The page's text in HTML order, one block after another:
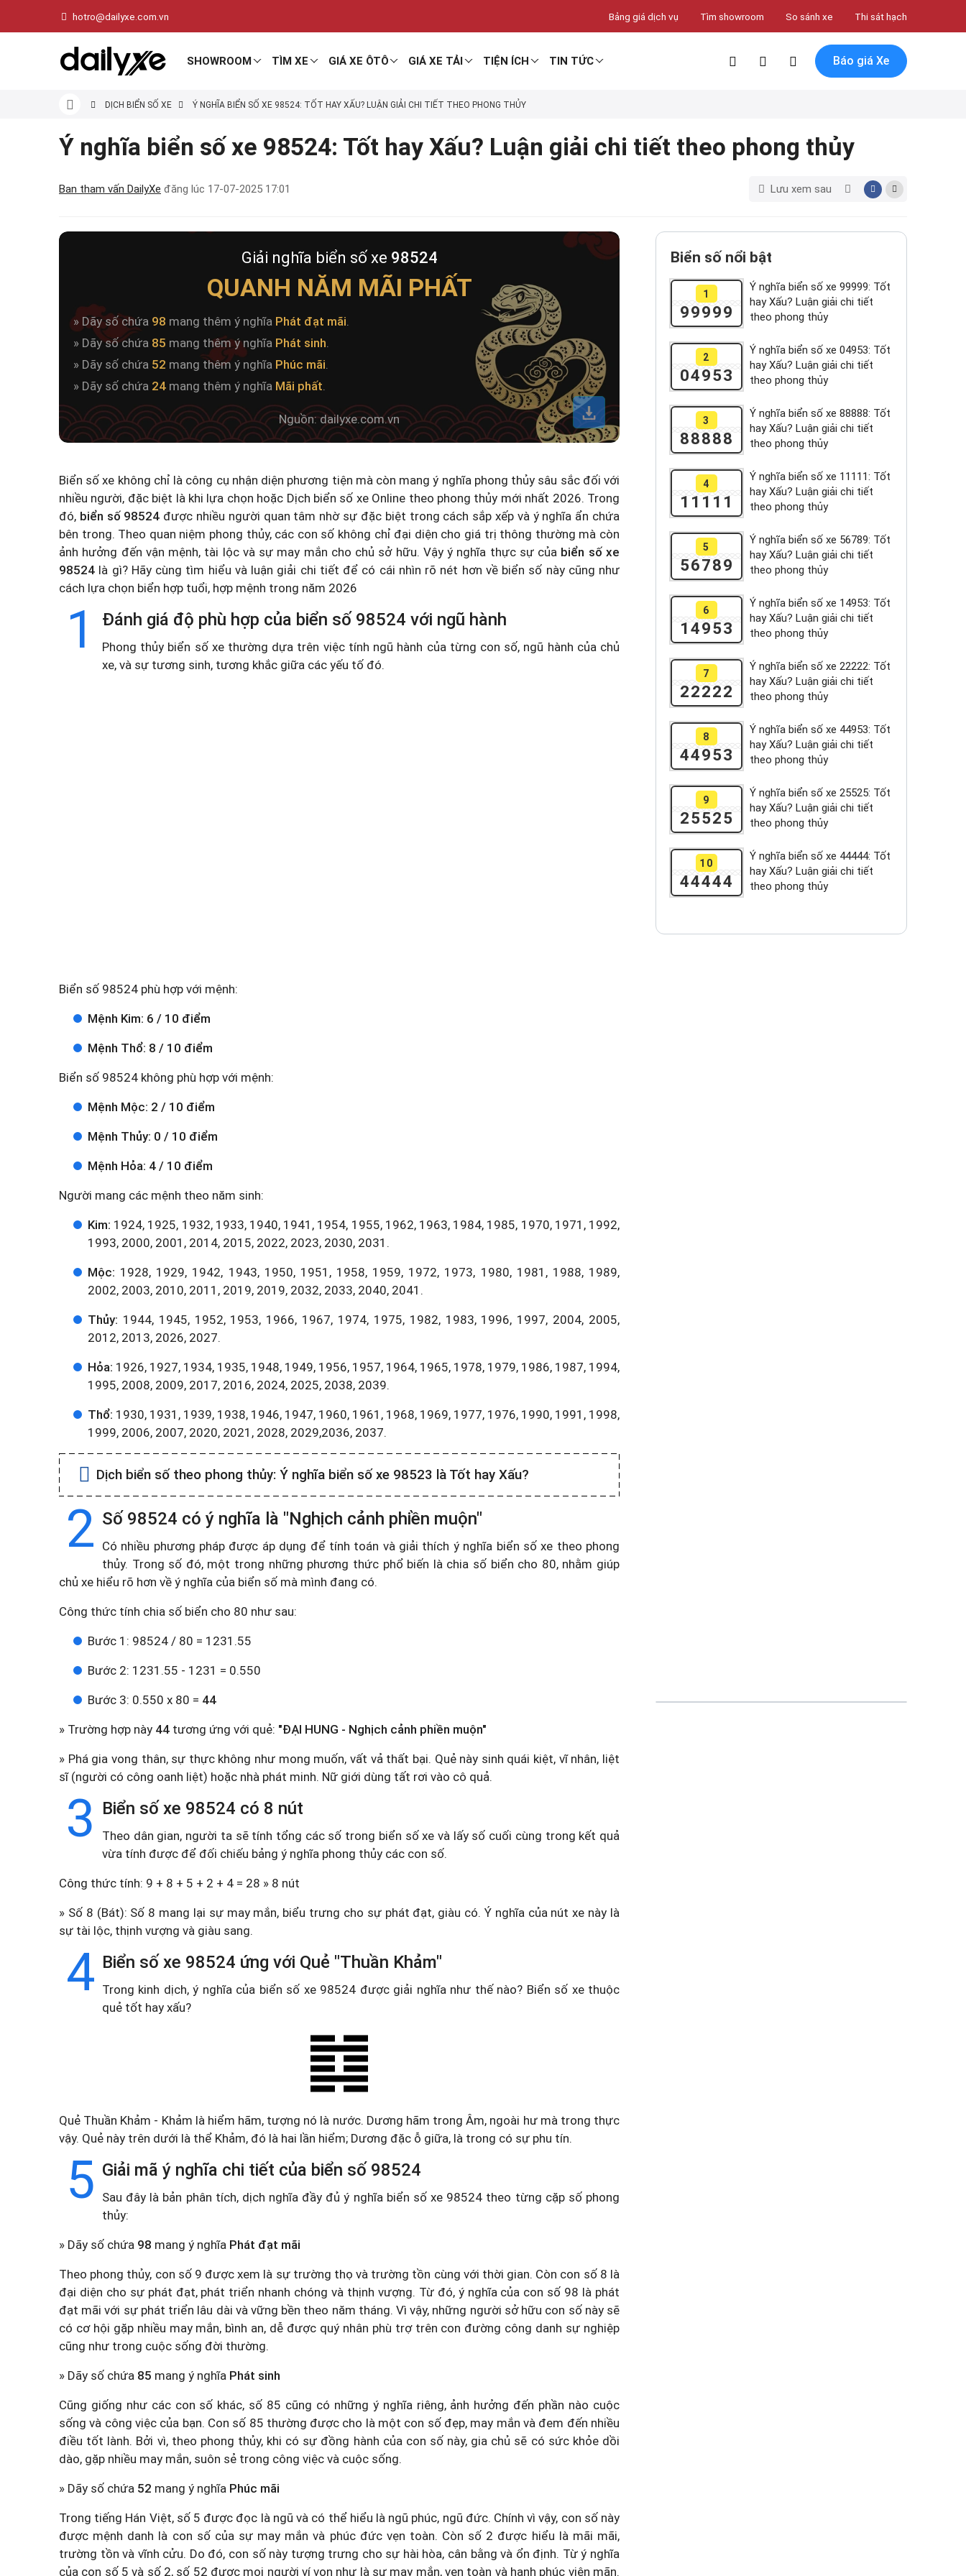
hotro@dailyxe.com.vn Bảng giá dịch vụ Tìm showroom So sánh xe Thi sát hạch
SHOWROOM TÌM XE GIÁ XE ÔTÔ GIÁ XE TẢI TIỆN ÍCH TIN TỨC Báo giá Xe
DỊCH BIỂN SỐ XE Ý NGHĨA BIỂN SỐ XE 98524: TỐT HAY XẤU? LUẬN GIẢI CHI TIẾT THEO PHONG THỦY
Ý nghĩa biển số xe 98524: Tốt hay Xấu? Luận giải chi tiết theo phong thủy
Ban tham vấn DailyXe đăng lúc 17-07-2025 17:01 Lưu xem sau
Giải nghĩa biển số xe 98524
QUANH NĂM MÃI PHẤT
» Dãy số chứa 98 mang thêm ý nghĩa Phát đạt mãi.
» Dãy số chứa 85 mang thêm ý nghĩa Phát sinh.
» Dãy số chứa 52 mang thêm ý nghĩa Phúc mãi.
» Dãy số chứa 24 mang thêm ý nghĩa Mãi phất.
Nguồn: dailyxe.com.vn
Biển số xe không chỉ là công cụ nhận diện phương tiện mà còn mang ý nghĩa phong thủy sâu sắc đối với
nhiều người, đặc biệt là khi lựa chọn hoặc Dịch biển số xe Online theo phong thủy mới nhất 2026. Trong
đó, biển số 98524 được nhiều người quan tâm nhờ sự đặc biệt trong cách sắp xếp và ý nghĩa ẩn chứa
bên trong. Theo quan niệm phong thủy, các con số không chỉ đại diện cho giá trị thông thường mà còn
ảnh hưởng đến vận mệnh, tài lộc và sự may mắn cho chủ sở hữu. Vậy ý nghĩa thực sự của biển số xe
98524 là gì? Hãy cùng tìm hiểu và luận giải chi tiết để có cái nhìn rõ nét hơn về biển số này cũng như
cách lựa chọn biển hợp tuổi, hợp mệnh trong năm 2026
1 Đánh giá độ phù hợp của biển số 98524 với ngũ hành
Phong thủy biển số xe thường dựa trên việc tính ngũ hành của từng con số, ngũ hành của chủ
xe, và sự tương sinh, tương khắc giữa các yếu tố đó.
Biển số 98524 phù hợp với mệnh:
Mệnh Kim: 6 / 10 điểm
Mệnh Thổ: 8 / 10 điểm
Biển số 98524 không phù hợp với mệnh:
Mệnh Mộc: 2 / 10 điểm
Mệnh Thủy: 0 / 10 điểm
Mệnh Hỏa: 4 / 10 điểm
Người mang các mệnh theo năm sinh:
Kim: 1924, 1925, 1932, 1933, 1940, 1941, 1954, 1955, 1962, 1963, 1984, 1985, 1970, 1971, 1992,
1993, 2000, 2001, 2014, 2015, 2022, 2023, 2030, 2031.
Mộc: 1928, 1929, 1942, 1943, 1950, 1951, 1958, 1959, 1972, 1973, 1980, 1981, 1988, 1989,
2002, 2003, 2010, 2011, 2019, 2019, 2032, 2033, 2040, 2041.
Thủy: 1944, 1945, 1952, 1953, 1966, 1967, 1974, 1975, 1982, 1983, 1996, 1997, 2004, 2005,
2012, 2013, 2026, 2027.
Hỏa: 1926, 1927, 1934, 1935, 1948, 1949, 1956, 1957, 1964, 1965, 1978, 1979, 1986, 1987, 1994,
1995, 2008, 2009, 2017, 2016, 2024, 2025, 2038, 2039.
Thổ: 1930, 1931, 1939, 1938, 1946, 1947, 1960, 1961, 1968, 1969, 1977, 1976, 1990, 1991, 1998,
1999, 2006, 2007, 2020, 2021, 2028, 2029,2036, 2037.
Dịch biển số theo phong thủy: Ý nghĩa biển số xe 98523 là Tốt hay Xấu?
2 Số 98524 có ý nghĩa là "Nghịch cảnh phiền muộn"
Có nhiều phương pháp được áp dụng để tính toán và giải thích ý nghĩa biển số xe theo phong
thủy. Trong số đó, một trong những phương thức phổ biến là chia số biển cho 80, nhằm giúp
chủ xe hiểu rõ hơn về ý nghĩa của biển số mà mình đang có.
Công thức tính chia số biển cho 80 như sau:
Bước 1: 98524 / 80 = 1231.55
Bước 2: 1231.55 - 1231 = 0.550
Bước 3: 0.550 x 80 = 44
» Trường hợp này 44 tương ứng với quẻ: "ĐẠI HUNG - Nghịch cảnh phiền muộn"
» Phá gia vong thân, sự thực không như mong muốn, vất vả thất bại. Quẻ này sinh quái kiệt, vĩ nhân, liệt
sĩ (người có công oanh liệt) hoặc nhà phát minh. Nữ giới dùng tất rơi vào cô quả.
3 Biển số xe 98524 có 8 nút
Theo dân gian, người ta sẽ tính tổng các số trong biển số xe và lấy số cuối cùng trong kết quả
vừa tính được để đối chiếu bảng ý nghĩa phong thủy các con số.
Công thức tính: 9 + 8 + 5 + 2 + 4 = 28 » 8 nút
» Số 8 (Bát): Số 8 mang lại sự may mắn, biểu trưng cho sự phát đạt, giàu có. Ý nghĩa của nút xe này là
sự tài lộc, thịnh vượng và giàu sang.
4 Biển số xe 98524 ứng với Quẻ "Thuần Khảm"
Trong kinh dịch, ý nghĩa của biển số xe 98524 được giải nghĩa như thế nào? Biển số xe thuộc
quẻ tốt hay xấu?
Quẻ Thuần Khảm - Khảm là hiểm hãm, tượng nó là nước. Dương hãm trong Âm, ngoài hư mà trong thực
vậy. Quẻ này trên dưới là thể Khảm, đó là hai lần hiểm; Dương đặc ỗ giữa, là trong có sự phu tín.
5 Giải mã ý nghĩa chi tiết của biển số 98524
Sau đây là bản phân tích, dịch nghĩa đầy đủ ý nghĩa biển số xe 98524 theo từng cặp số phong
thủy:
» Dãy số chứa 98 mang ý nghĩa Phát đạt mãi
Theo phong thủy, con số 9 được xem là sự trường thọ và trường tồn cùng với thời gian. Còn con số 8 là
đại diện cho sự phát đạt, phát triển nhanh chóng và thịnh vượng. Từ đó, ý nghĩa của con số 98 là phát
đạt mãi với sự phát triển lâu dài và vững bền theo năm tháng. Vì vậy, những người sở hữu con số này sẽ
có cơ hội gặp nhiều may mắn, bình an, dễ được quý nhân phù trợ trên con đường công danh sự nghiệp
cũng như trong cuộc sống đời thường.
» Dãy số chứa 85 mang ý nghĩa Phát sinh
Cũng giống như các con số khác, số 85 cũng có những ý nghĩa riêng, ảnh hưởng đến phần nào cuộc
sống và công việc của bạn. Con số 85 thường được cho là một con số đẹp, may mắn và đem đến nhiều
điều tốt lành. Bởi vì, theo phong thủy, khi có sự đồng hành của con số này, gia chủ sẽ có sức khỏe dồi
dào, gặp nhiều may mắn, suôn sẻ trong công việc và cuộc sống.
» Dãy số chứa 52 mang ý nghĩa Phúc mãi
Trong tiếng Hán Việt, số 5 được đọc là ngũ và có thể hiểu là ngũ phúc, ngũ đức. Chính vì vậy, con số này
được mệnh danh là con số của sự may mắn và phúc đức vẹn toàn. Còn số 2 được hiểu là mãi mãi,
trường tồn và vĩnh cửu. Do đó, con số này tượng trưng cho sự hài hòa, cân bằng và ổn định. Từ ý nghĩa
của con số 5 và số 2, số 52 được mọi người ví von như là sự may mắn, vẹn toàn và hạnh phúc viên mãn.
Biển số nổi bật
1
99999
Ý nghĩa biển số xe 99999: Tốt
hay Xấu? Luận giải chi tiết
theo phong thủy
2
04953
Ý nghĩa biển số xe 04953: Tốt
hay Xấu? Luận giải chi tiết
theo phong thủy
3
88888
Ý nghĩa biển số xe 88888: Tốt
hay Xấu? Luận giải chi tiết
theo phong thủy
4
11111
Ý nghĩa biển số xe 11111: Tốt
hay Xấu? Luận giải chi tiết
theo phong thủy
5
56789
Ý nghĩa biển số xe 56789: Tốt
hay Xấu? Luận giải chi tiết
theo phong thủy
6
14953
Ý nghĩa biển số xe 14953: Tốt
hay Xấu? Luận giải chi tiết
theo phong thủy
7
22222
Ý nghĩa biển số xe 22222: Tốt
hay Xấu? Luận giải chi tiết
theo phong thủy
8
44953
Ý nghĩa biển số xe 44953: Tốt
hay Xấu? Luận giải chi tiết
theo phong thủy
9
25525
Ý nghĩa biển số xe 25525: Tốt
hay Xấu? Luận giải chi tiết
theo phong thủy
10
44444
Ý nghĩa biển số xe 44444: Tốt
hay Xấu? Luận giải chi tiết
theo phong thủy